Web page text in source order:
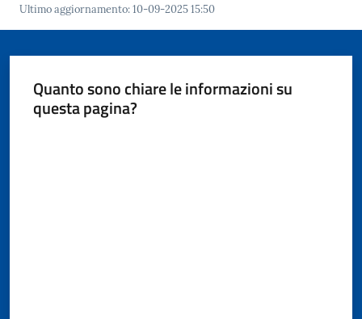
argomenti...
Seguici
Ultimo aggiornamento:10-09-2025 15:50
Quanto sono chiare le informazioni su
questa pagina?